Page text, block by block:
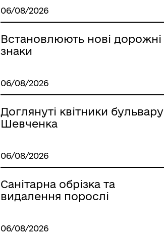
Стара версія сайту
06/08/2026
Встановлюють нові дорожні
знаки
06/08/2026
Доглянуті квітники бульвару
Шевченка
06/08/2026
Санітарна обрізка та
видалення порослі
06/08/2026